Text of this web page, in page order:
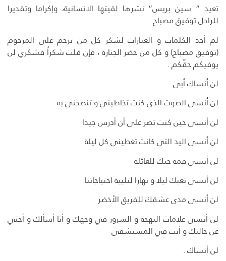
تعيد ” سين بريس” نشرها لقيتها الانسانية، وإكراما وتقديرا
للراحل توفيق مصباح.
لم أجد الكلمات و العبارات لشكر كل من ترحم على المرحوم
(توفيق مصباح) و كل من حضر الجنازة ، فإن قلت شكراً فشكري لن
يوفيكم حقّكم .
لن أنساك أبي
لن أنسى الصوت الذي كنت تخاطبني و تنصحني به
لن أنسى حين كنت تصر على أن أدرس جيدا
لن أنسى اليد التي كانت تغطيني كل ليلة
لن أنسى قمة حبك للعائلة
لن أنسى تعبك ليلا و نهارا لتلبية احتياجاتنا
لن أنسى مدى عشقك للفريق الأخضر
لن أنسى علامات البهجة و السرور في وجهك و أنا أسألك و أختي
عن حالتك و أنت في المستشفى
لن أنساك .